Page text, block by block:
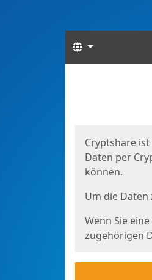
Sprachen
Cryptshare
Daten per
können.
Um die Daten
Wenn Sie
zugehörigen